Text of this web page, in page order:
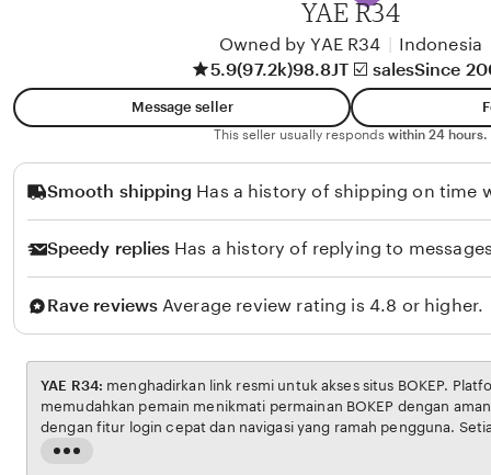
l
o
YAE R34
Owned by YAE R34
Indonesia
5.9(97.2k)98.8JT ☑️ salesSince
Message seller
This seller usually responds within 24 hours.
Smooth shipping Has a history of shipping on time
Speedy replies Has a history of replying to
Rave reviews Average review rating is 4.8 or higher.
Read
YAE R34:
memudahkan pemain menikmati permainan BOKEP dengan aman dan transparan, lengkap
dengan fitur login cepat dan navigasi yang ramah pengguna. Setiap transaksi dijamin
aman, sementara update hasil dan informasi permainan selalu tersedia secara real-time.